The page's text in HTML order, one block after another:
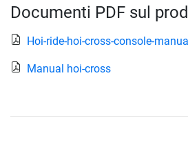
Documenti PDF sul
Hoi-ride-hoi-cross-console-manual
Manual hoi-cross